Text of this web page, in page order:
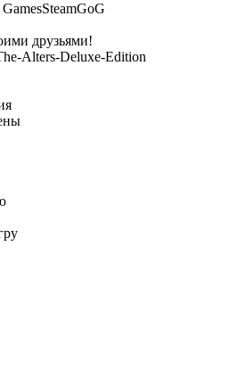
SteamGoG
друзьями!
Alters-Deluxe-Edition